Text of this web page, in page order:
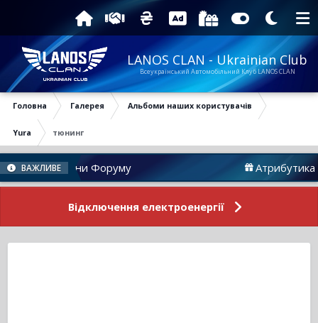
LANOS CLAN - Ukrainian Club
Всеукраїнський Автомобільний Клуб LANOS CLAN
Головна Галерея Альбоми наших користувачів
Yura тюнинг
ВАЖЛИВЕ
Новини Форуму Атрибутика
Відключення електроенергії